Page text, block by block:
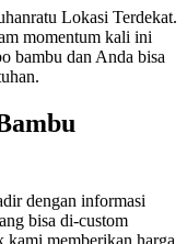
Lokasi Terdekat.
momentum kali ini
bambu dan Anda bisa
dengan informasi
bisa di-custom
kami memberikan harga